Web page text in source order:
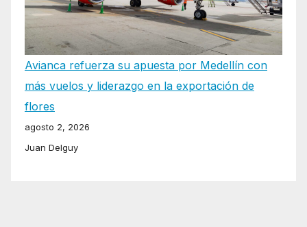
Avianca refuerza su apuesta por Medellín con
más vuelos y liderazgo en la exportación de
flores
agosto 2, 2026
Juan Delguy